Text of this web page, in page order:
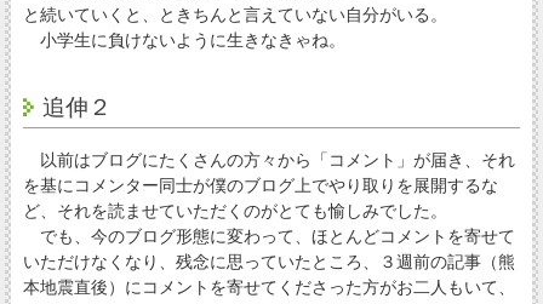
と続いていくと、ときちんと言えていない自分がいる。
小学生に負けないように生きなきゃね。
追伸２
以前はブログにたくさんの方々から「コメント」が届き、それ
を基にコメンター同士が僕のブログ上でやり取りを展開するな
ど、それを読ませていただくのがとても愉しみでした。
でも、今のブログ形態に変わって、ほとんどコメントを寄せて
いただけなくなり、残念に思っていたところ、３週前の記事（熊
本地震直後）にコメントを寄せてくださった方がお二人もいて、